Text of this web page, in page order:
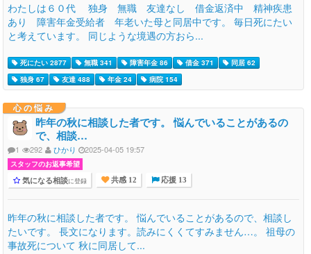
わたしは６０代 独身 無職 友達なし 借金返済中 精神疾患
あり 障害年金受給者 年老いた母と同居中です。 毎日死にたい
と考えています。 同じような境遇の方おら...
死にたい 2877 無職 341 障害年金 86 借金 371
同居 62
独身 67
友達 488 年金 24 病院 154
心の悩み
昨年の秋に相談した者です。 悩んでいることがあるの
で、相談…
1 292 ひかり 2025-04-05 19:57
スタッフのお返事希望
気になる相談に登録 共感 12 応援 13
昨年の秋に相談した者です。 悩んでいることがあるので、相談し
たいです。 長文になります。読みにくくてすみません…。 祖母の
事故死について 秋に同居して...